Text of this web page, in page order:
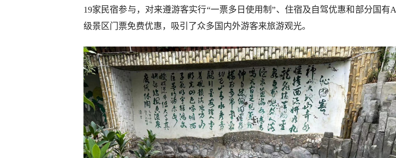
19家民宿参与，对来遵游客实行“一票多日使用制”、住宿及自驾优惠和部分国有A
级景区门票免费优惠，吸引了众多国内外游客来旅游观光。